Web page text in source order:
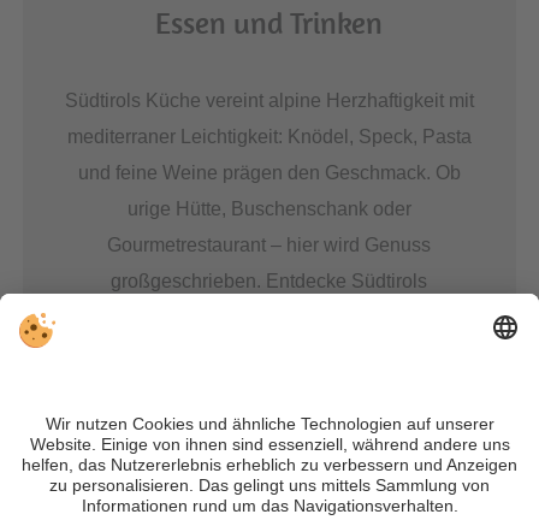
Essen und Trinken
Südtirols Küche vereint alpine Herzhaftigkeit mit
mediterraner Leichtigkeit: Knödel, Speck, Pasta
und feine Weine prägen den Geschmack. Ob
urige Hütte, Buschenschank oder
Gourmetrestaurant – hier wird Genuss
großgeschrieben. Entdecke Südtirols